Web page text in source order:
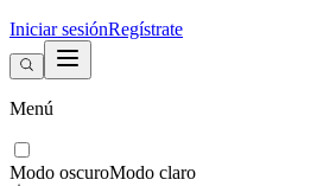
Iniciar sesiónRegístrate
Menú
Modo oscuroModo claro